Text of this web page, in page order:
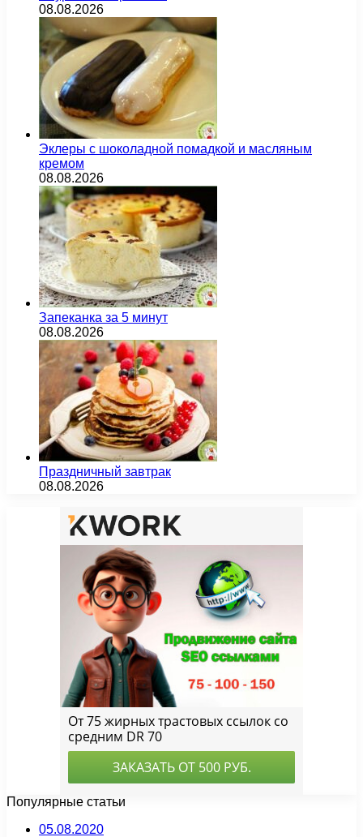
08.08.2026
Эклеры с шоколадной помадкой и масляным
кремом
08.08.2026
Запеканка за 5 минут
08.08.2026
Праздничный завтрак
08.08.2026
Популярные статьи
05.08.2020